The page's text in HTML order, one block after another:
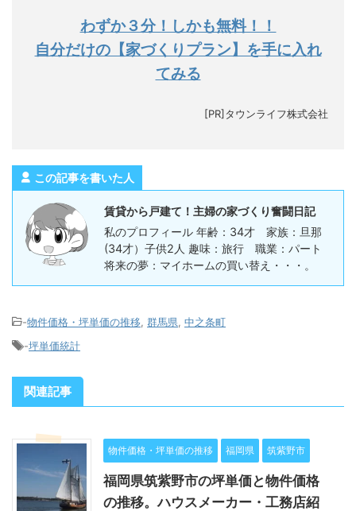
わずか３分！しかも無料！！
自分だけの【家づくりプラン】を手に入れ
てみる
[PR]タウンライフ株式会社
この記事を書いた人
賃貸から戸建て！主婦の家づくり奮闘日記
私のプロフィール 年齢：34才 家族：旦那
(34才）子供2人 趣味：旅行 職業：パート
将来の夢：マイホームの買い替え・・・。
-物件価格・坪単価の推移 群馬県 中之条町
-坪単価統計
関連記事
物件価格・坪単価の推移 福岡県 筑紫野市
福岡県筑紫野市の坪単価と物件価格
の推移。ハウスメーカー・工務店紹